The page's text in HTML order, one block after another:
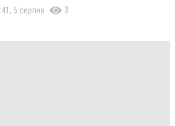
5 серпня 3